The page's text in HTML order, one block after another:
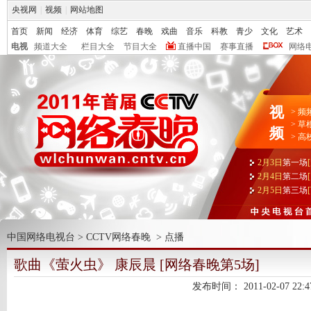
央视网 视频 网站地图
首页 新闻 经济 体育 综艺 春晚 戏曲 音乐 科教 青少 文化
艺术
电视
频道大全 栏目大全 节目大全 直播中国 赛事直播 网络
视
频
> 频
> 草
> 高
2月3日 第一场
2月4日 第二场
2月5日 第三场
中国网络电视台 > CCTV网络春晚 > 点播
歌曲《萤火虫》 康辰晨 [网络春晚第5场]
发布时间： 2011-02-07